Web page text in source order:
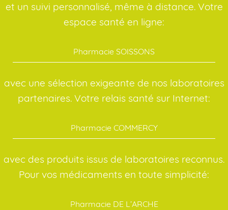
et un suivi personnalisé, même à distance. Votre
espace santé en ligne:
Pharmacie SOISSONS
avec une sélection exigeante de nos laboratoires
partenaires. Votre relais santé sur Internet:
Pharmacie COMMERCY
avec des produits issus de laboratoires reconnus.
Pour vos médicaments en toute simplicité:
Pharmacie DE L’ARCHE